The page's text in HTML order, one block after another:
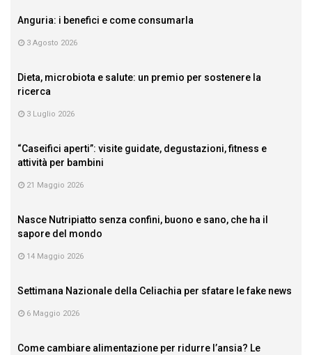
Anguria: i benefici e come consumarla
3 Agosto 2026
Dieta, microbiota e salute: un premio per sostenere la
ricerca
3 Luglio 2026
“Caseifici aperti”: visite guidate, degustazioni, fitness e
attività per bambini
21 Maggio 2026
Nasce Nutripiatto senza confini, buono e sano, che ha il
sapore del mondo
14 Maggio 2026
Settimana Nazionale della Celiachia per sfatare le fake news
6 Maggio 2026
Come cambiare alimentazione per ridurre l’ansia? Le